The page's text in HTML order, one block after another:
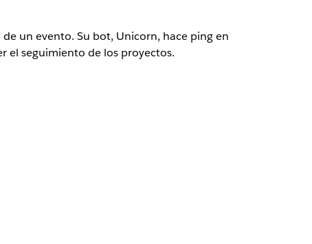
un evento. Su bot, Unicorn, hace ping en
el seguimiento de los proyectos.